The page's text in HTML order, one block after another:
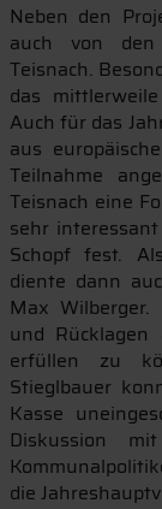
Neben den
auch von den
Teisnach.
das
Auch für das
aus
Teilnahme
Teisnach eine
sehr
Schopf fest.
diente dann
Max
und
erfüllen zu
Stieglbauer
Kasse
Diskussion
die